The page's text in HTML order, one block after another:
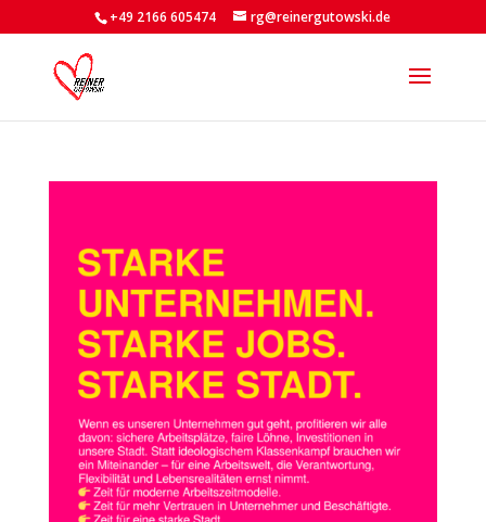
+49 2166 605474 rg@reinergutowski.de